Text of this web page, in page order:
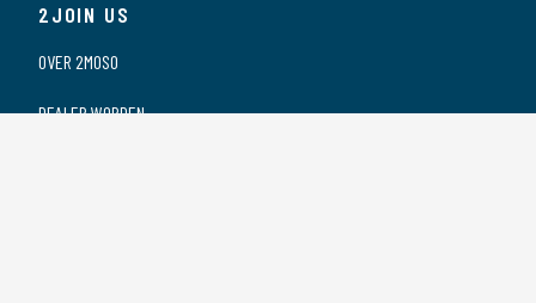
2JOIN US
OVER 2MOSO
DEALER WORDEN